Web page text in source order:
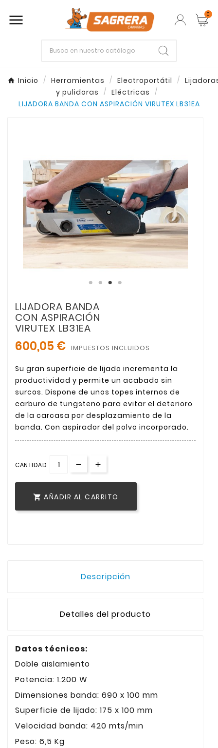
 0
Inicio Herramientas Electroportátil
y pulidoras
Eléctricas
LIJADORA BANDA CON ASPIRACIÓN VIRUTEX LB31EA
LIJADORA BANDA
CON ASPIRACIÓN
VIRUTEX LB31EA
600,05 € IMPUESTOS INCLUIDOS
Su gran superficie de lijado incrementa la
productividad y permite un acabado sin
surcos. Dispone de unos topes internos de
carburo de tungsteno para evitar el deterioro
de la carcasa por desplazamiento de la
banda. Con aspirador del polvo incorporado.
CANTIDAD
 AÑADIR AL CARRITO
Descripción
Detalles del producto
Datos técnicos:
Doble aislamiento
Potencia: 1.200 W
Dimensiones banda: 690 x 100 mm
Superficie de lijado: 175 x 100 mm
Velocidad banda: 420 mts/min
Peso: 6,5 Kg